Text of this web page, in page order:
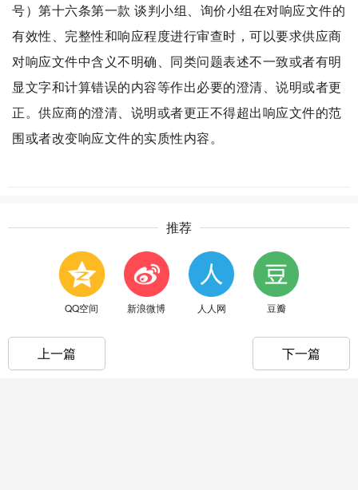
号）第十六条第一款 谈判小组、询价小组在对响应文件的
有效性、完整性和响应程度进行审查时，可以要求供应商
对响应文件中含义不明确、同类问题表述不一致或者有明
显文字和计算错误的内容等作出必要的澄清、说明或者更
正。供应商的澄清、说明或者更正不得超出响应文件的范
围或者改变响应文件的实质性内容。
推荐
QQ空间 新浪微博 人人网 豆瓣
上一篇 下一篇